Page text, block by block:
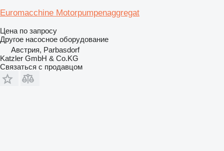
Euromacchine Motorpumpenaggregat
Цена по запросу
Другое насосное оборудование
Австрия, Parbasdorf
Katzler GmbH & Co.KG
Связаться с продавцом